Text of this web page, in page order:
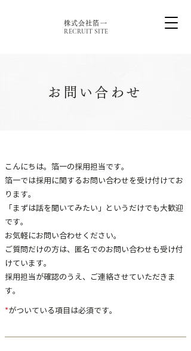
株式会社箔一
RECRUIT SITE
お問い合わせ
​こんにちは。箔一の採用担当です。
箔一では採用に関するお問い合わせを受け付けてお
ります。
「まずは話を聞いてみたい」というだけでも大歓迎
です。
お気軽にお問い合わせください。
ご質問だけの方は、匿名での​お 問い合わせも受け付
けています。
採用担当が確認のうえ、ご連絡させていただきま
す。
*がついている項目は必須です。